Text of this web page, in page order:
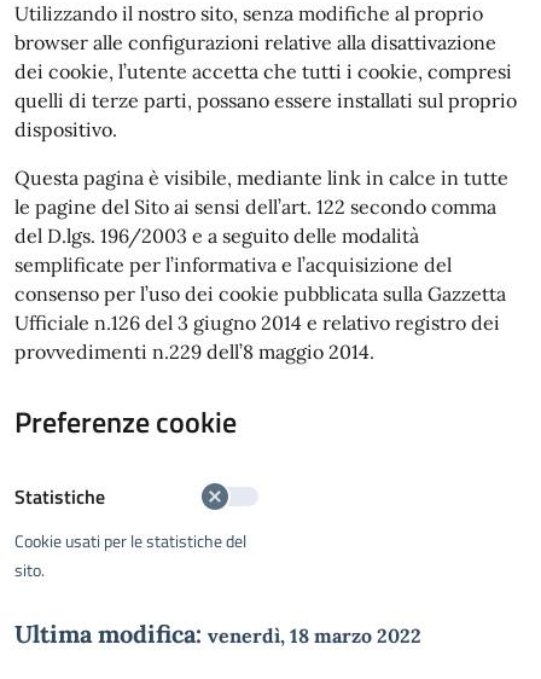
Utilizzando il nostro sito, senza modifiche al proprio
browser alle configurazioni relative alla disattivazione
dei cookie, l’utente accetta che tutti i cookie, compresi
quelli di terze parti, possano essere installati sul proprio
dispositivo.
Questa pagina è visibile, mediante link in calce in tutte
le pagine del Sito ai sensi dell’art. 122 secondo comma
del D.lgs. 196/2003 e a seguito delle modalità
semplificate per l’informativa e l’acquisizione del
consenso per l’uso dei cookie pubblicata sulla Gazzetta
Ufficiale n.126 del 3 giugno 2014 e relativo registro dei
provvedimenti n.229 dell’8 maggio 2014.
Preferenze cookie
Statistiche
Cookie usati per le statistiche del
sito.
Ultima modifica: venerdì, 18 marzo 2022